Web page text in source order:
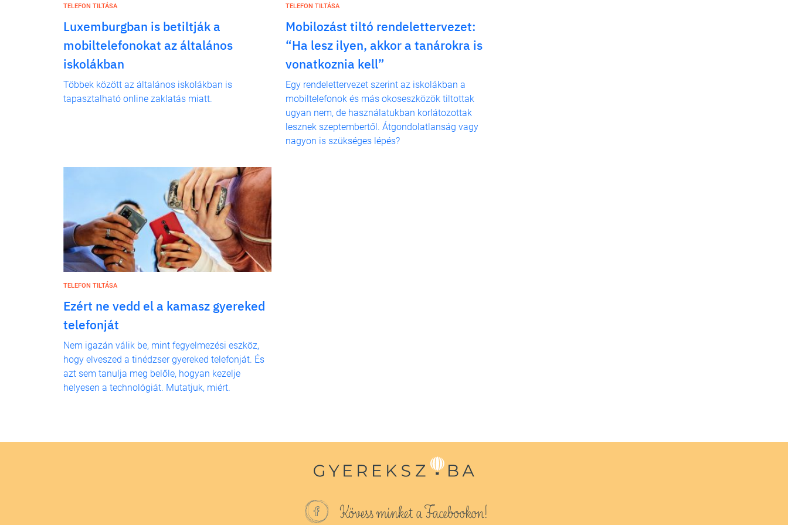
TELEFON TILTÁSA
Luxemburgban is betiltják a
mobiltelefonokat az általános
iskolákban
Többek között az általános iskolákban is
tapasztalható online zaklatás miatt.
TELEFON TILTÁSA
Mobilozást tiltó rendelettervezet:
“Ha lesz ilyen, akkor a tanárokra is
vonatkoznia kell”
Egy rendelettervezet szerint az iskolákban a
mobiltelefonok és más okoseszközök tiltottak
ugyan nem, de használatukban korlátozottak
lesznek szeptembertől. Átgondolatlanság vagy
nagyon is szükséges lépés?
TELEFON TILTÁSA
Ezért ne vedd el a kamasz gyereked
telefonját
Nem igazán válik be, mint fegyelmezési eszköz,
hogy elveszed a tinédzser gyereked telefonját. És
azt sem tanulja meg belőle, hogyan kezelje
helyesen a technológiát. Mutatjuk, miért.
Kövess minket a Facebookon!